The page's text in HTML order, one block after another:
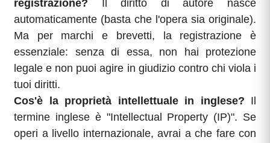
registrazione? Il diritto di autore nasce
automaticamente (basta che l'opera sia originale).
Ma per marchi e brevetti, la registrazione è
essenziale: senza di essa, non hai protezione
legale e non puoi agire in giudizio contro chi viola i
tuoi diritti.
Cos'è la proprietà intellettuale in inglese? Il
termine inglese è "Intellectual Property (IP)". Se
operi a livello internazionale, avrai a che fare con